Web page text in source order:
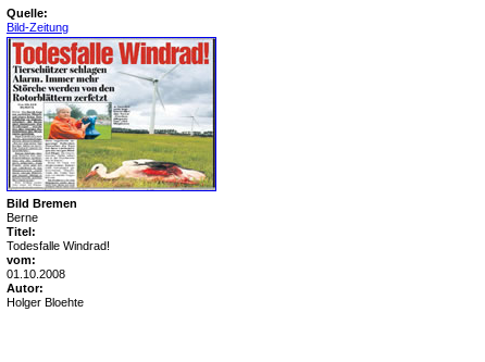
Quelle:
Bild-Zeitung
Bild Bremen
Berne
Titel:
Todesfalle Windrad!
vom:
01.10.2008
Autor:
Holger Bloehte